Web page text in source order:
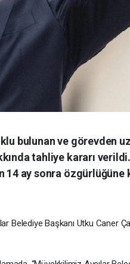
bulunan ve görevden
tahliye kararı verildi.
ay sonra özgürlüğüne
Belediye Başkanı Utku Caner